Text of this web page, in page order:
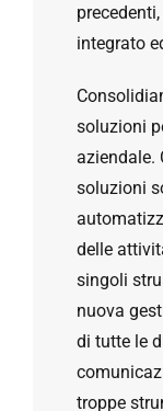
integrato
soluzioni
aziendale.
soluzioni
delle
singoli
nuova
di tutte le
troppe